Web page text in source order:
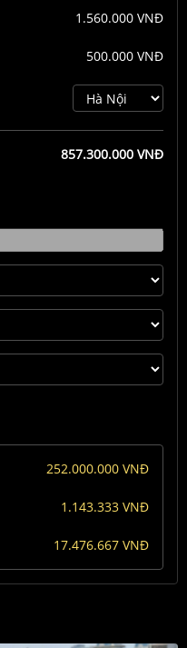
1.560.000 VNĐ
500.000 VNĐ
857.300.000 VNĐ
252.000.000 VNĐ
1.143.333 VNĐ
17.476.667 VNĐ